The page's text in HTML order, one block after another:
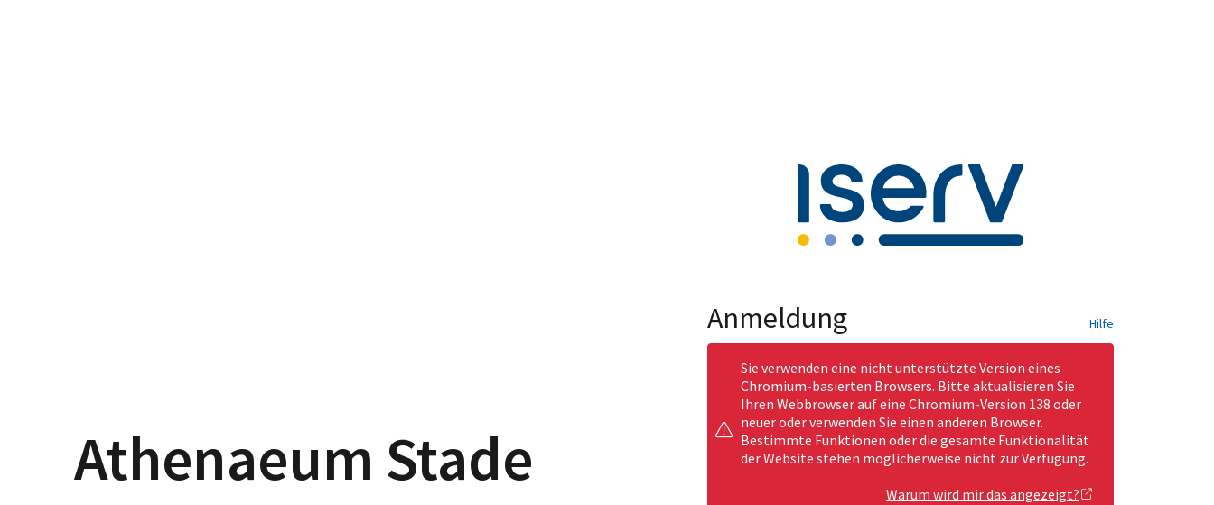
Athenaeum Stade
Anmeldung Hilfe
Sie verwenden eine nicht unterstützte Version eines
Chromium-basierten Browsers. Bitte aktualisieren Sie
Ihren Webbrowser auf eine Chromium-Version 138 oder
neuer oder verwenden Sie einen anderen Browser.
Bestimmte Funktionen oder die gesamte Funktionalität
der Website stehen möglicherweise nicht zur Verfügung.
Warum wird mir das angezeigt?